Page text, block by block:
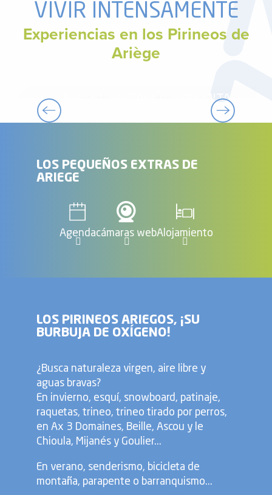
VIVIR INTENSAMENTE
Experiencias en los Pirineos de
Ariège
GOULIER, MI ESTACIÓN FAVORITA
LOS PEQUEÑOS EXTRAS DE
ARIEGE
Agendacámaras webAlojamiento
LOS PIRINEOS ARIEGOS, ¡SU
BURBUJA DE OXÍGENO!
¿Busca naturaleza virgen, aire libre y
aguas bravas?
En invierno, esquí, snowboard, patinaje,
raquetas, trineo, trineo tirado por perros,
en Ax 3 Domaines, Beille, Ascou y le
Chioula, Mijanés y Goulier...
En verano, senderismo, bicicleta de
montaña, parapente o barranquismo...